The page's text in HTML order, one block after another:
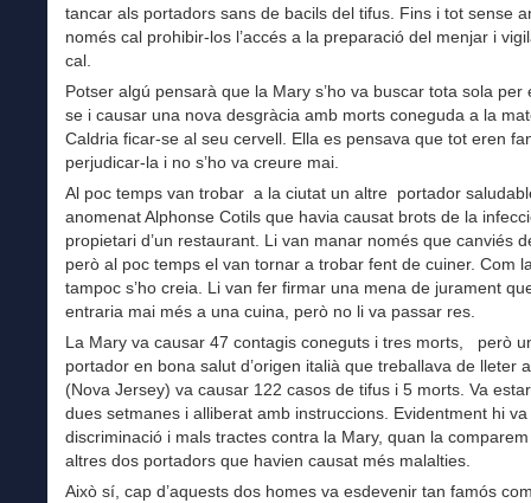
tancar als portadors sans de bacils del tifus. Fins i tot sense
només cal prohibir-los l’accés a la preparació del menjar i
cal.
Potser algú pensarà que la Mary s’ho va buscar tota sola per
se i causar una nova desgràcia amb morts coneguda a la
Caldria ficar-se al seu cervell. Ella es pensava que tot eren
perjudicar-la i no s’ho va creure mai.
Al poc temps van trobar a la ciutat un altre portador
anomenat Alphonse Cotils que havia causat brots de la
propietari d’un restaurant. Li van manar només que canviés
però al poc temps el van tornar a trobar fent de cuiner. Com
tampoc s’ho creia. Li van fer firmar una mena de jurament
entraria mai més a una cuina, però no li va passar res.
La Mary va causar 47 contagis coneguts i tres morts, però
portador en bona salut d’origen italià que treballava de lleter
(Nova Jersey) va causar 122 casos de tifus i 5 morts. Va
dues setmanes i alliberat amb instruccions. Evidentment hi
discriminació i mals tractes contra la Mary, quan la
altres dos portadors que havien causat més malalties.
Això sí, cap d’aquests dos homes va esdevenir tan famós